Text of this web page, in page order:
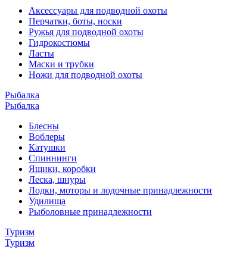
Аксессуары для подводной охоты
Перчатки, боты, носки
Ружья для подводной охоты
Гидрокостюмы
Ласты
Маски и трубки
Ножи для подводной охоты
Рыбалка
Рыбалка
Блесны
Воблеры
Катушки
Спиннинги
Ящики, коробки
Леска, шнуры
Лодки, моторы и лодочные принадлежности
Удилища
Рыболовные принадлежности
Туризм
Туризм